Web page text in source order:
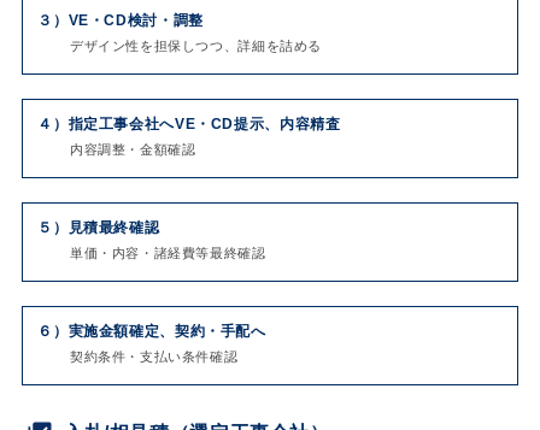
３） VE・CD検討・調整
デザイン性を担保しつつ、詳細を詰める
４） 指定工事会社へVE・CD提示、内容精査
内容調整・金額確認
５） 見積最終確認
単価・内容・諸経費等最終確認
６） 実施金額確定、契約・手配へ
契約条件・支払い条件確認